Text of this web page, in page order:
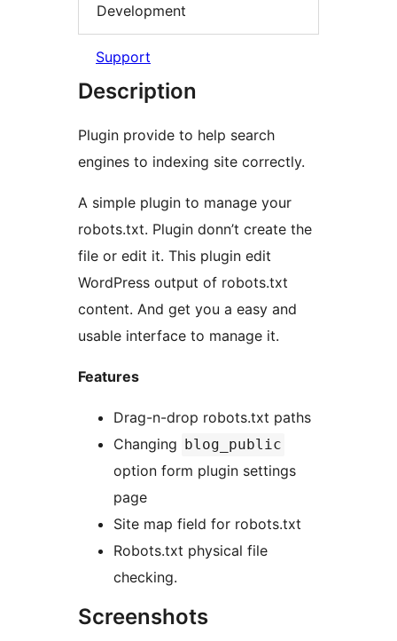
Development
Support
Description
Plugin provide to help search
engines to indexing site correctly.
A simple plugin to manage your
robots.txt. Plugin donn’t create the
file or edit it. This plugin edit
WordPress output of robots.txt
content. And get you a easy and
usable interface to manage it.
Features
Drag-n-drop robots.txt paths
Changing
blog_public
option form plugin settings
page
Site map field for robots.txt
Robots.txt physical file
checking.
Screenshots